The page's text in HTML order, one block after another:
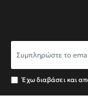
το
σας
Έχω διαβάσει και